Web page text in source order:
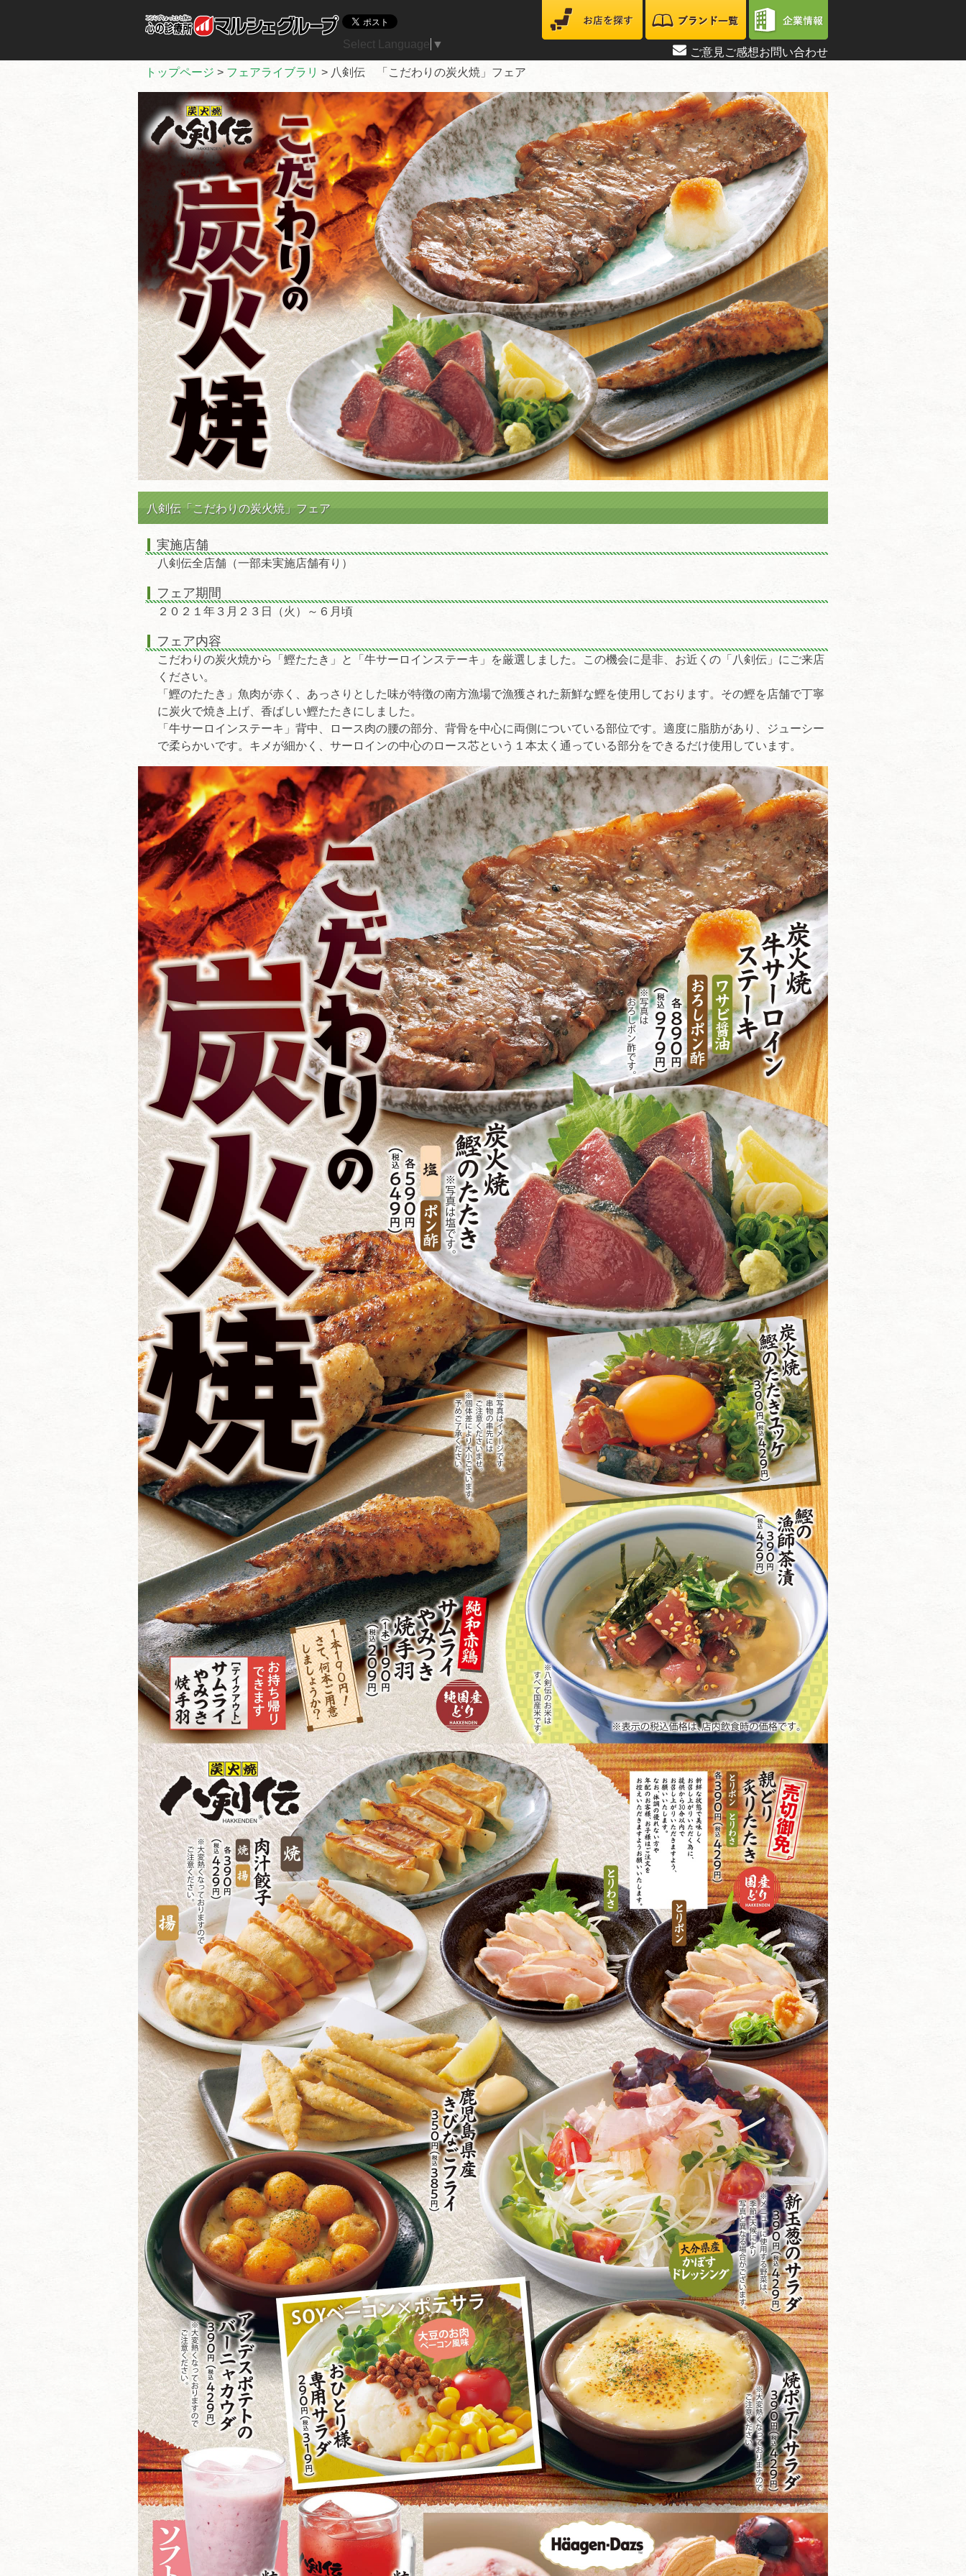
Select Language ▼
ご意見ご感想お問い合わせ
トップページ > フェアライブラリ > 八剣伝 「こだわりの炭火焼」フェア
八剣伝「こだわりの炭火焼」フェア
実施店舗
八剣伝全店舗（一部未実施店舗有り）
フェア期間
２０２１年３月２３日（火）～６月頃
フェア内容
こだわりの炭火焼から「鰹たたき」と「牛サーロインステーキ」を厳選しました。この機会に是非、お近くの「八剣伝」にご来店
ください。
「鰹のたたき」魚肉が赤く、あっさりとした味が特徴の南方漁場で漁獲された新鮮な鰹を使用しております。その鰹を店舗で丁寧
に炭火で焼き上げ、香ばしい鰹たたきにしました。
「牛サーロインステーキ」背中、ロース肉の腰の部分、背骨を中心に両側についている部位です。適度に脂肪があり、ジューシー
で柔らかいです。キメが細かく、サーロインの中心のロース芯という１本太く通っている部分をできるだけ使用しています。